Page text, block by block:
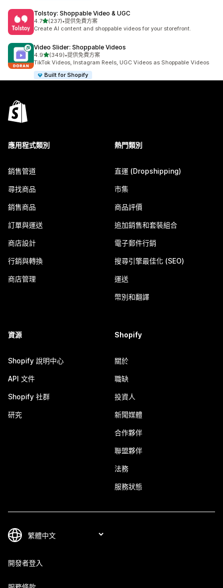
Tolstoy: Shoppable Video & UGC
4.7滿分 5 顆星
(237)
共有 237 則評價
•提供免費方案
Create AI content and shoppable videos for your storefront.
Video Slider: Shoppable Videos
4.9滿分 5 顆星
(349)
共有 349 則評價
•提供免費方案
TikTok Videos, Instagram Reels, UGC Videos as Shoppable Videos
Built for Shopify
應用程式類別
銷售管道
尋找商品
銷售商品
訂單與運送
商店設計
行銷與轉換
商店管理
熱門類別
直運 (Dropshipping)
市集
商品評價
追加銷售和套裝組合
電子郵件行銷
搜尋引擎最佳化 (SEO)
運送
幣別和翻譯
資源
Shopify 說明中心
API 文件
Shopify 社群
研究
Shopify
關於
職缺
投資人
新聞媒體
合作夥伴
聯盟夥伴
法務
服務狀態
開發者登入